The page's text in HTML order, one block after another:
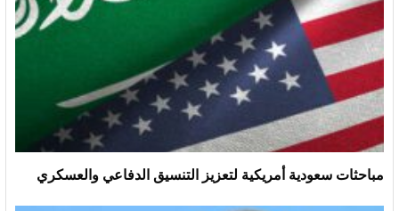
مباحثات سعودية أمريكية لتعزيز التنسيق الدفاعي والعسكري